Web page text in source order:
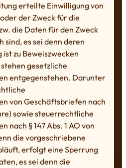
erteilte Einwilligung von
der Zweck für die
die Daten für den Zweck
es sei denn deren
zu Beweiszwecken
gesetzliche
entgegenstehen. Darunter
von Geschäftsbriefen nach
sowie steuerrechtliche
nach § 147 Abs. 1 AO von
die vorgeschriebene
erfolgt eine Sperrung
es sei denn die